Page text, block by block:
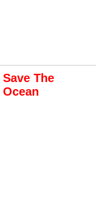
Save The
Ocean